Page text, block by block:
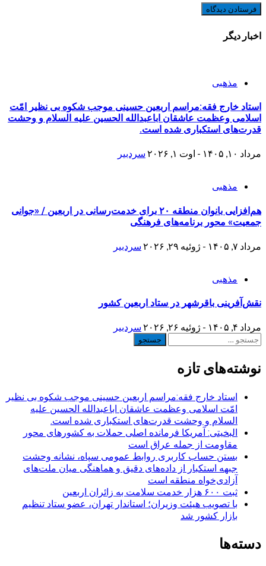
اخبار دیگر
مذهبی
استاد خارج فقه:مراسم اربعین حسینی موجب شکوه بی نظیر امّت
اسلامی وعظمت عاشقان اباعبدالله الحسین علیه السلام و وحشت
قدرت‌های استکباری شده است.
مرداد ۱۰, ۱۴۰۵ - اوت ۱, ۲۰۲۶ سردبیر
مذهبی
هم‌افزایی بانوان منطقه ۲۰ برای خدمت‌رسانی در اربعین / «جوانی
جمعیت» محور برنامه‌های فرهنگی
مرداد ۷, ۱۴۰۵ - ژوئیه ۲۹, ۲۰۲۶ سردبیر
مذهبی
نقش‌آفرینی باقرشهر در ستاد اربعین کشور
مرداد ۴, ۱۴۰۵ - ژوئیه ۲۶, ۲۰۲۶
سردبیر
جستجو
نوشته‌های تازه
استاد خارج فقه:مراسم اربعین حسینی موجب شکوه بی نظیر
امّت اسلامی وعظمت عاشقان اباعبدالله الحسین علیه
السلام و وحشت قدرت‌های استکباری شده است.
البخیتی: آمریکا فرمانده اصلی حملات به کشورهای محور
مقاومت از جمله عراق است
بستن حساب کاربری روابط عمومی سپاه، نشانه‌ وحشت
جبهه استکبار از داده‌های دقیق و هماهنگی میان ملت‌های
آزادی‌خواه منطقه است
ثبت ۶۰۰ هزار خدمت سلامت به زائران اربعین
با تصویب هیئت وزیران؛ استاندار تهران، عضو ستاد تنظیم
بازار کشور شد
دسته‌ها